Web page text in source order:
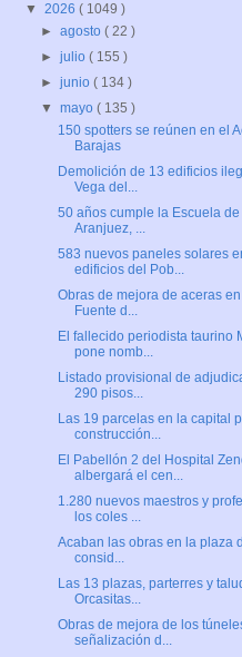
▼ 2026 ( 1049 )
►agosto( 22 )
►julio( 155 )
►junio( 134 )
▼mayo( 135 )
150 spotters se reúnen en el
Barajas
Demolición de 13 edificios
Vega del...
50 años cumple la Escuela
Aranjuez, ...
583 nuevos paneles solares
edificios del Pob...
Obras de mejora de aceras
Fuente d...
El fallecido periodista taurino
pone nomb...
Listado provisional de
290 pisos...
Las 19 parcelas en la capital
construcción...
El Pabellón 2 del Hospital
albergará el cen...
1.280 nuevos maestros y
los coles ...
Acaban las obras en la plaza
consid...
Las 13 plazas, parterres y
Orcasitas...
Obras de mejora de los
señalización d...